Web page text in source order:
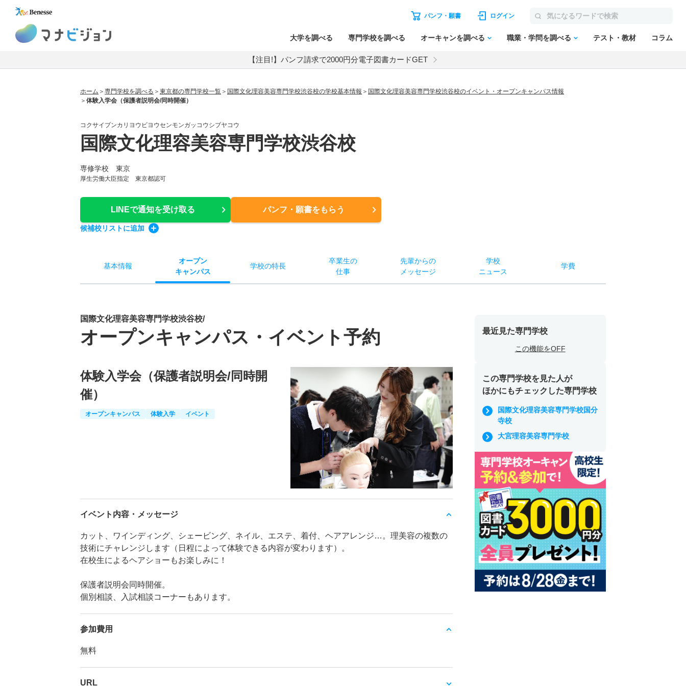
パンフ・願書 ログイン
大学を調べる 専門学校を調べる オーキャンを調べる 職業・学問を調べる テスト・教材 コラム
【注目!】パンフ請求で2000円分電子図書カードGET
ホーム 専門学校を調べる 東京都の専門学校一覧 国際文化理容美容専門学校渋谷校の学校基本情報
国際文化理容美容専門学校渋谷校のイベント・オープンキャンパス情報
体験入学会（保護者説明会/同時開催）
コクサイブンカリヨウビヨウセンモンガッコウシブヤコウ
国際文化理容美容専門学校渋谷校
専修学校 東京
厚生労働大臣指定 東京都認可
LINEで通知を受け取る パンフ・願書をもらう
候補校リストに追加
基本情報
オープン
キャンパス
学校の特長
卒業生の
仕事
先輩からの
メッセージ
学校
ニュース
学費
国際文化理容美容専門学校渋谷校/
オープンキャンパス・イベント予約
体験入学会（保護者説明会/同時開
催）
オープンキャンパス 体験入学 イベント
イベント内容・メッセージ
カット、ワインディング、シェービング、ネイル、エステ、着付、ヘアアレンジ…。理美容の複数の
技術にチャレンジします（日程によって体験できる内容が変わります）。
在校生によるヘアショーもお楽しみに！
保護者説明会同時開催。
個別相談、入試相談コーナーもあります。
参加費用
無料
URL
最近見た専門学校
この機能をOFF
この専門学校を見た人が
ほかにもチェックした専門学校
国際文化理容美容専門学校国分
寺校
大宮理容美容専門学校